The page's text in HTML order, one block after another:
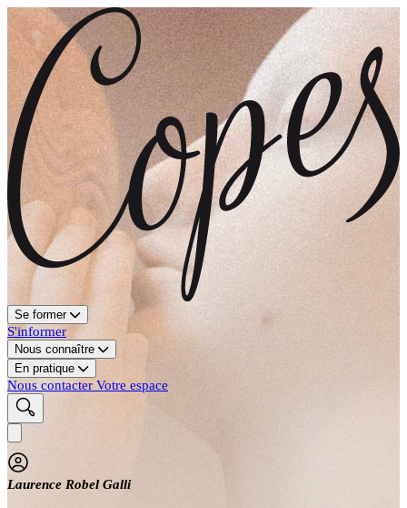
Se former
S'informer
Nous connaître
En pratique
Nous contacter Votre espace
Laurence Robel Galli